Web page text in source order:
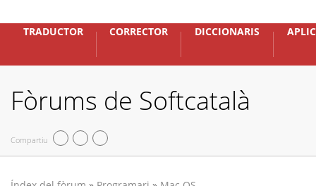
TRADUCTOR CORRECTOR DICCIONARIS
Fòrums de Softcatalà
Compartiu